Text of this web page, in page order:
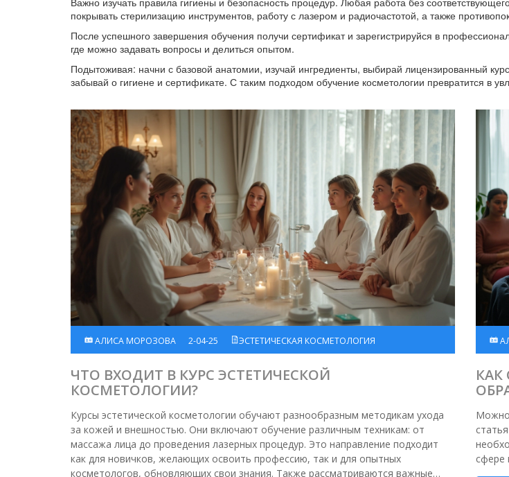
покрывать стерилизацию инструментов, работу с лазером и радиочастотой, а также
После успешного завершения обучения получи сертификат и зарегистрируйся в
где можно задавать вопросы и делиться опытом.
Подытоживая: начни с базовой анатомии, изучай ингредиенты, выбирай лицензированный
забывай о гигиене и сертификате. С таким подходом обучение косметологии превратится в
АЛИСА МОРОЗОВА 2-04-25 ЭСТЕТИЧЕСКАЯ КОСМЕТОЛОГИЯ
ЧТО ВХОДИТ В КУРС ЭСТЕТИЧЕСКОЙ
КОСМЕТОЛОГИИ?
Курсы эстетической косметологии обучают разнообразным методикам ухода
за кожей и внешностью. Они включают обучение различным техникам: от
массажа лица до проведения лазерных процедур. Это направление подходит
как для новичков, желающих освоить профессию, так и для опытных
косметологов, обновляющих свои знания. Также рассматриваются важные
Можно
сфере